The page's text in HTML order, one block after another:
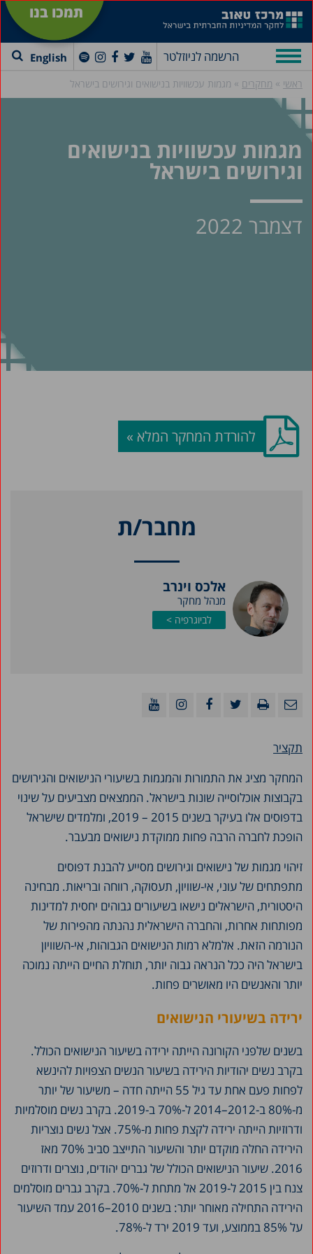
תמכו בנו
הרשמה לניוזלטר English
ראשי » מחקרים » מגמות עכשוויות בנישואים וגירושים בישראל
מגמות עכשוויות בנישואים
וגירושים בישראל
דצמבר 2022
להורדת המחקר המלא »
מחבר/ת
אלכס וינרב
מנהל מחקר
לביוגרפיה >
תקציר
המחקר מציג את התמורות והמגמות בשיעורי הנישואים והגירושים
בקבוצות אוכלוסייה שונות בישראל. הממצאים מצביעים על שינוי
בדפוסים אלו בעיקר בשנים 2015 – 2019, ומלמדים שישראל
הופכת לחברה הרבה פחות ממוקדת נישואים מבעבר.
זיהוי מגמות של נישואים וגירושים מסייע להבנת דפוסים
מתפתחים של עוני, אי-שוויון, תעסוקה, רווחה ובריאות. מבחינה
היסטורית, הישראלים נישאו בשיעורים גבוהים יחסית למדינות
מפותחות אחרות, והחברה הישראלית נהנתה מהפירות של
הנורמה הזאת. אלמלא רמות הנישואים הגבוהות, אי-השוויון
בישראל היה ככל הנראה גבוה יותר, תוחלת החיים הייתה נמוכה
יותר והאנשים היו מאושרים פחות.
ירידה בשיעורי הנישואים
בשנים שלפני הקורונה הייתה ירידה בשיעור הנישואים הכולל.
בקרב נשים יהודיות הירידה בשיעור הנשים הצפויות להינשא
לפחות פעם אחת עד גיל 55 הייתה חדה – משיעור של יותר
מ-80% ב-2012–2014 ל-70% ב-2019. בקרב נשים מוסלמיות
ודרוזיות הייתה ירידה לקצת פחות מ-75%. אצל נשים נוצריות
הירידה החלה מוקדם יותר והשיעור התייצב סביב 70% מאז
2016. שיעור הנישואים הכולל של גברים יהודים, נוצרים ודרוזים
צנח בין 2015 ל-2019 אל מתחת ל-70%. בקרב גברים מוסלמים
הירידה התחילה מאוחר יותר: בשנים 2010–2016 עמד השיעור
על 85% בממוצע, ועד 2019 ירד ל-78%.